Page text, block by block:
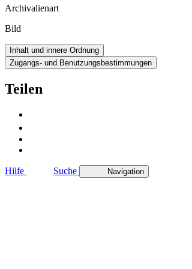
Archivalienart
Bild
Inhalt und innere Ordnung
Zugangs- und Benutzungsbestimmungen
Teilen
Hilfe Suche Navigation